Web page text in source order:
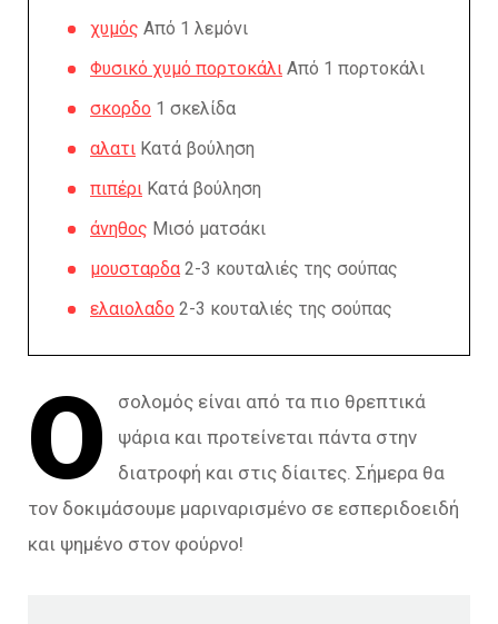
χυμός Από 1 λεμόνι
Φυσικό χυμό πορτοκάλι Από 1 πορτοκάλι
σκορδο 1 σκελίδα
αλατι Κατά βούληση
πιπέρι Κατά βούληση
άνηθος Μισό ματσάκι
μουσταρδα 2-3 κουταλιές της σούπας
ελαιολαδο 2-3 κουταλιές της σούπας
Ο
σολομός είναι από τα πιο θρεπτικά
ψάρια και προτείνεται πάντα στην
διατροφή και στις δίαιτες. Σήμερα θα
τον δοκιμάσουμε μαριναρισμένο σε εσπεριδοειδή
και ψημένο στον φούρνο!